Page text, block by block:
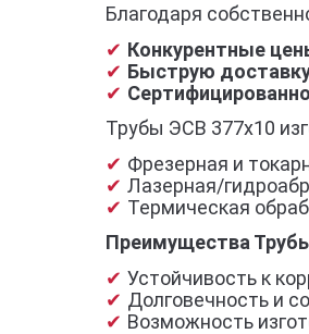
Благодаря
Конкурентные
Быструю
Трубы ЭСВ 377х10
Фрезерная и
Лазерная/
Термическая
Преимущества
Устойчивость к
Долговечность и
Возможность